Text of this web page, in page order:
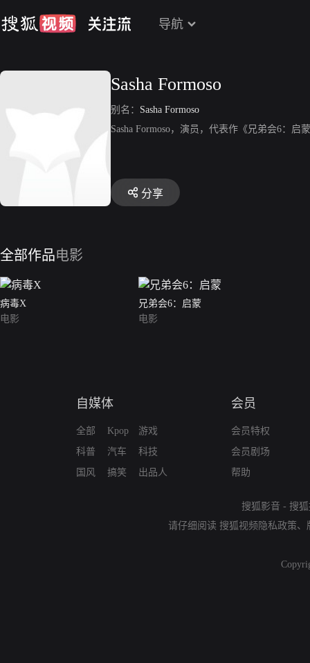
导航
Sasha Formoso
别名： Sasha Formoso
Sasha Formoso，演员，代表作《兄弟会6：启
分享
全部作品电影
病毒X
电影
兄弟会6：启蒙
电影
自媒体
全部
科普
国风
Kpop
汽车
搞笑
游戏
科技
出品人
会员
会员特权
会员剧场
帮助
搜狐影音 - 搜
请仔细阅读 搜狐视频隐私政策、